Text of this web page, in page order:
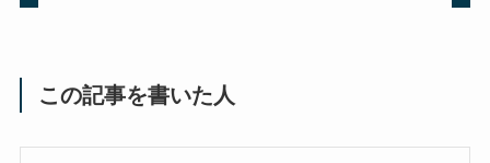
この記事を書いた人